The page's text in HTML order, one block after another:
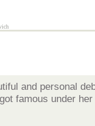
and personal
famous under